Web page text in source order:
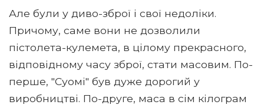
Але були у диво-зброї і свої недоліки.
Причому, саме вони не дозволили
пістолета-кулемета, в цілому прекрасного,
відповідному часу зброї, стати масовим. По-
перше, "Суомі" був дуже дорогий у
виробництві. По-друге, маса в сім кілограм